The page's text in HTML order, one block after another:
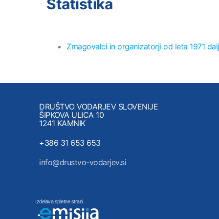
Statistika
Zmagovalci in organizatorji od leta 1971
DRUŠTVO VODARJEV SLOVENIJE
ŠIPKOVA ULICA 10
1241 KAMNIK
+386 31 653 653
info@drustvo-vodarjev.si
Izdelava spletne strani